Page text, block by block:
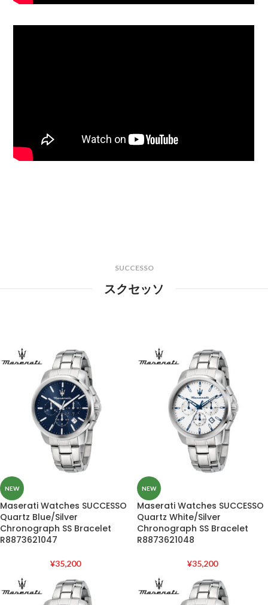
SUCCESSO
スクセッソ
NEW
Maserati Watches SUCCESSO
Quartz Blue/Silver
Chronograph SS Bracelet
R8873621047
¥35,200
NEW
Maserati Watches SUCCESSO
Quartz White/Silver
Chronograph SS Bracelet
R8873621048
¥35,200